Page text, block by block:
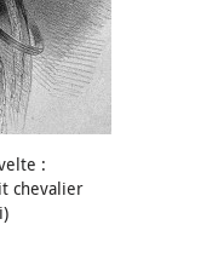
:
chevalier